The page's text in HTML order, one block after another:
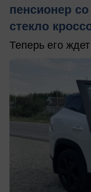
пенсионер
стекло
Теперь его